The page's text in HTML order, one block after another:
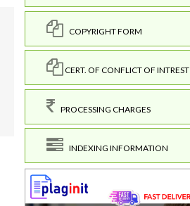
COPYRIGHT FORM
CERT. OF CONFLICT OF INTREST
PROCESSING CHARGES
INDEXING INFORMATION